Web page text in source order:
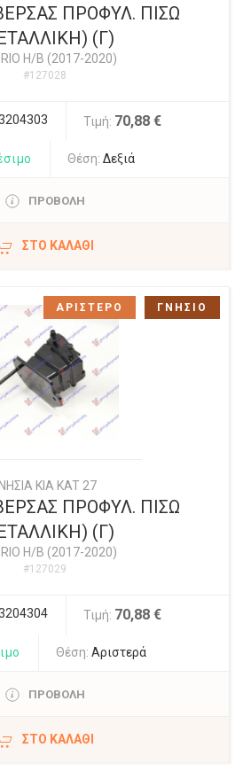
ΠΡΟΦΥΛ. ΠΙΣΩ
(Γ)
RIO Η/Β (2017-2020)
#127028
Τιμή: 70,88 €
Θέση: Δεξιά
ΠΡΟΒΟΛΗ
ΣΤΟ ΚΑΛΆΘΙ
KIA KAT 27
ΠΡΟΦΥΛ. ΠΙΣΩ
(Γ)
RIO Η/Β (2017-2020)
#127029
Τιμή: 70,88 €
Θέση: Αριστερά
ΠΡΟΒΟΛΗ
ΣΤΟ ΚΑΛΆΘΙ
ΑΡΙΣΤΕΡΟ ΓΝΗΣΙΟ